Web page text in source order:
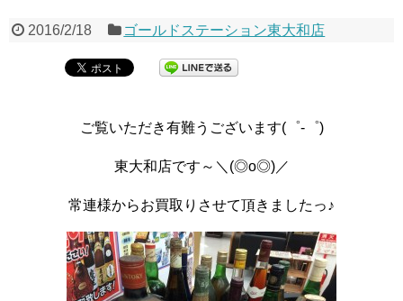
2016/2/18 ゴールドステーション東大和店
ご覧いただき有難うございます(゜-゜)
東大和店です～＼(◎o◎)／
常連様からお買取りさせて頂きましたっ♪